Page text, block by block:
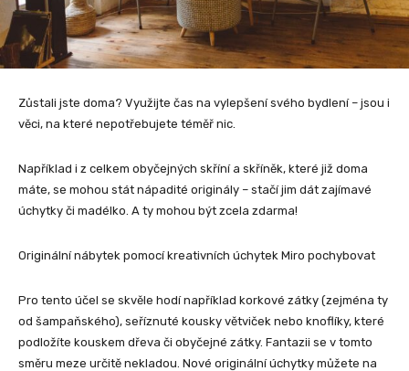
Zůstali jste doma? Využijte čas na vylepšení svého bydlení – jsou i
věci, na které nepotřebujete téměř nic.
Například i z celkem obyčejných skříní a skříněk, které již doma
máte, se mohou stát nápadité originály – stačí jim dát zajímavé
úchytky či madélko. A ty mohou být zcela zdarma!
Originální nábytek pomocí kreativních úchytek Miro pochybovat
Pro tento účel se skvěle hodí například korkové zátky (zejména ty
od šampaňského), seříznuté kousky větviček nebo knoflíky, které
podložíte kouskem dřeva či obyčejné zátky. Fantazii se v tomto
směru meze určitě nekladou. Nové originální úchytky můžete na